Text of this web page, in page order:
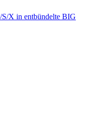
X in entbündelte BIG